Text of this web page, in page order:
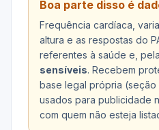
Boa parte disso é
Frequência cardíaca,
altura e as respostas do
referentes à saúde e,
sensíveis. Recebem
base legal própria
usados para publicidade
com quem não esteja